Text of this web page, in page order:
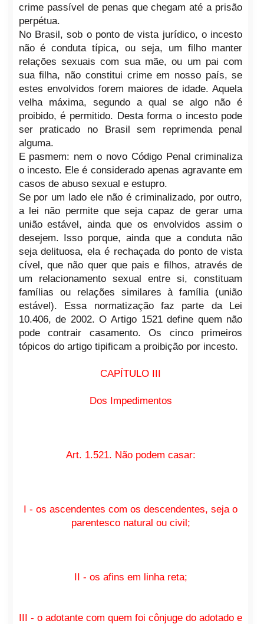
crime passível de penas que chegam até a prisão
perpétua.
No Brasil, sob o ponto de vista jurídico, o incesto
não é conduta típica, ou seja, um filho manter
relações sexuais com sua mãe, ou um pai com
sua filha, não constitui crime em nosso país, se
estes envolvidos forem maiores de idade. Aquela
velha máxima, segundo a qual se algo não é
proibido, é permitido. Desta forma o incesto pode
ser praticado no Brasil sem reprimenda penal
alguma.
E pasmem: nem o novo Código Penal criminaliza
o incesto. Ele é considerado apenas agravante em
casos de abuso sexual e estupro.
Se por um lado ele não é criminalizado, por outro,
a lei não permite que seja capaz de gerar uma
união estável, ainda que os envolvidos assim o
desejem. Isso porque, ainda que a conduta não
seja delituosa, ela é rechaçada do ponto de vista
cível, que não quer que pais e filhos, através de
um relacionamento sexual entre si, constituam
famílias ou relações similares à família (união
estável). Essa normatização faz parte da Lei
10.406, de 2002. O Artigo 1521 define quem não
pode contrair casamento. Os cinco primeiros
tópicos do artigo tipificam a proibição por incesto.
CAPÍTULO III
Dos Impedimentos
Art. 1.521. Não podem casar:
I - os ascendentes com os descendentes, seja o
parentesco natural ou civil;
II - os afins em linha reta;
III - o adotante com quem foi cônjuge do adotado e